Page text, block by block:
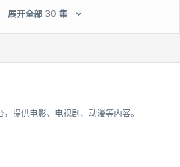
展开全部 30 集
提供电影、电视剧、动漫等内容。